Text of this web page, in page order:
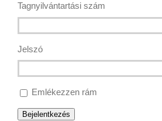
Tagnyilvántartási szám
Jelszó
Emlékezzen rám
Bejelentkezés